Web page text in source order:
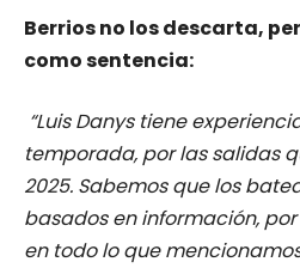
Berrios no los descarta,
como sentencia:
“Luis Danys tiene
temporada, por las salidas
2025. Sabemos que los
basados en información,
en todo lo que